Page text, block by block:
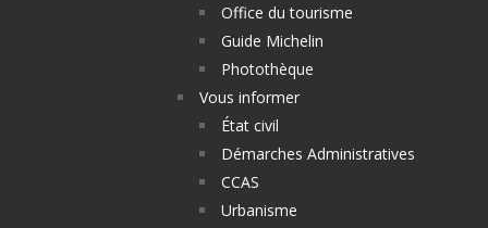
Office du tourisme
Guide Michelin
Photothèque
Vous informer
État civil
Démarches Administratives
CCAS
Urbanisme